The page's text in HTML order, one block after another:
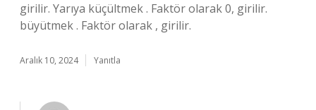
girilir. Yarıya küçültmek . Faktör olarak 0, girilir.
büyütmek . Faktör olarak , girilir.
Aralık 10, 2024 Yanıtla